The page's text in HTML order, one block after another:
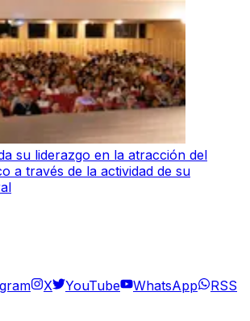
su liderazgo en la atracción del
a través de la actividad de su
X YouTube WhatsApp RSS